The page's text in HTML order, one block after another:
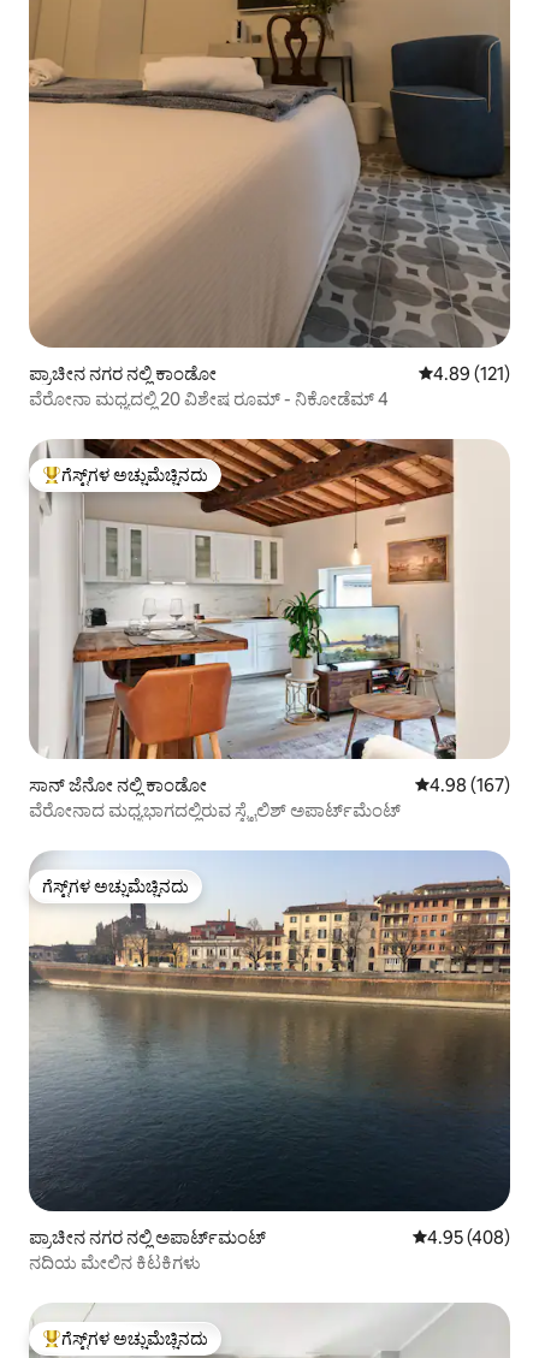
ಪ್ರಾಚೀನ ನಗರ ನಲ್ಲಿ ಕಾಂಡೋ 5 ರಲ್ಲಿ 4.89
4.89 (121)
ವೆರೋನಾ ಮಧ್ಯದಲ್ಲಿ 20 ವಿಶೇಷ ರೂಮ್ - ನಿಕೋಡೆಮ್ 4
ಗೆಸ್ಟ್‌ಗಳಿಗೆ ಅತಿ ಹೆಚ್ಚು ಅಚ್ಚುಮೆಚ್ಚಿನದು
ಗೆಸ್ಟ್‌ಗಳ ಅಚ್ಚುಮೆಚ್ಚಿನದು
ಸಾನ್ ಜೆನೋ ನಲ್ಲಿ ಕಾಂಡೋ 5 ರಲ್ಲಿ 4.98
4.98 (167)
ವೆರೋನಾದ ಮಧ್ಯಭಾಗದಲ್ಲಿರುವ ಸ್ಟೈಲಿಶ್ ಅಪಾರ್ಟ್‌ಮೆಂಟ್
ಗೆಸ್ಟ್‌ಗಳ ಅಚ್ಚುಮೆಚ್ಚಿನದು
ಗೆಸ್ಟ್‌ಗಳ ಅಚ್ಚುಮೆಚ್ಚಿನದು
ಪ್ರಾಚೀನ ನಗರ ನಲ್ಲಿ ಅಪಾರ್ಟ್‌ಮಂಟ್ 5 ರಲ್ಲಿ 4.95
4.95 (408)
ನದಿಯ ಮೇಲಿನ ಕಿಟಕಿಗಳು
ಗೆಸ್ಟ್‌ಗಳಿಗೆ ಅತಿ ಹೆಚ್ಚು ಅಚ್ಚುಮೆಚ್ಚಿನದು
ಗೆಸ್ಟ್‌ಗಳ ಅಚ್ಚುಮೆಚ್ಚಿನದು